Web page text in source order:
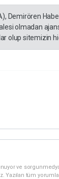
Demirören
olmadan
olup sitemizin
ve
Yazılan tüm